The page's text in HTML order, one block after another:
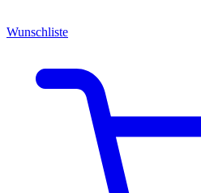
Wunschliste